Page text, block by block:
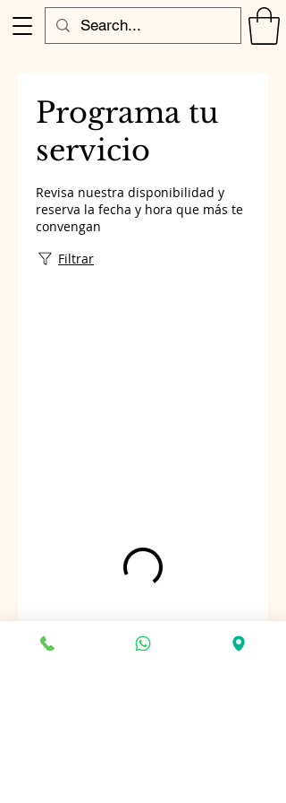
Programa tu
servicio
Revisa nuestra disponibilidad y
reserva la fecha y hora que más te
convengan
Filtrar